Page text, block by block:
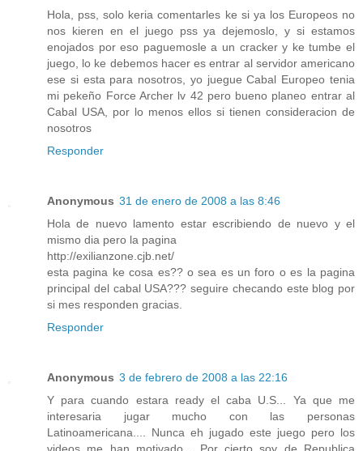
Hola, pss, solo keria comentarles ke si ya los Europeos no
nos kieren en el juego pss ya dejemoslo, y si estamos
enojados por eso paguemosle a un cracker y ke tumbe el
juego, lo ke debemos hacer es entrar al servidor americano
ese si esta para nosotros, yo juegue Cabal Europeo tenia
mi pekeño Force Archer lv 42 pero bueno planeo entrar al
Cabal USA, por lo menos ellos si tienen consideracion de
nosotros
Responder
Anonymous 31 de enero de 2008 a las 8:46
Hola de nuevo lamento estar escribiendo de nuevo y el
mismo dia pero la pagina
http://exilianzone.cjb.net/
esta pagina ke cosa es?? o sea es un foro o es la pagina
principal del cabal USA??? seguire checando este blog por
si mes responden gracias.
Responder
Anonymous 3 de febrero de 2008 a las 22:16
Y para cuando estara ready el caba U.S... Ya que me
interesaria jugar mucho con las personas
Latinoamericana.... Nunca eh jugado este juego pero los